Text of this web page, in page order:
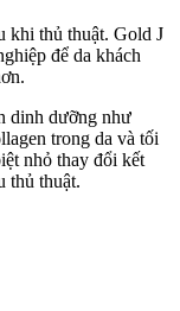
khi thủ thuật. Gold J
để da khách
dinh dưỡng như
trong da và tối
nhỏ thay đổi kết
thủ thuật.